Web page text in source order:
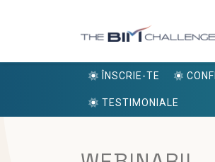
ÎNSCRIE-TE
TESTIMONIALE